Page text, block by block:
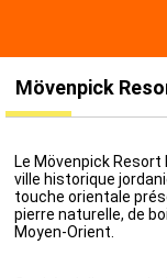
Mövenpick
Le Mövenpick
ville historique
touche orientale
pierre naturelle, de
Moyen-Orient.